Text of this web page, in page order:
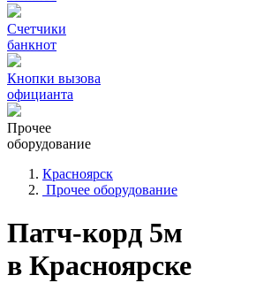
Счетчики
банкнот
Кнопки вызова
официанта
Прочее
оборудование
Красноярск
Прочее оборудование
Патч-корд 5м
в Красноярске